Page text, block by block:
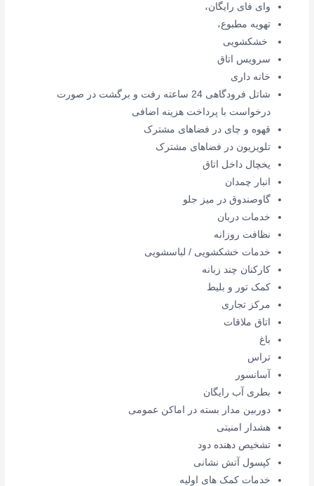
وای فای رایگان،
تهویه مطبوع،
خشکشویی
سرویس اتاق
خانه داری
شاتل فرودگاهی 24 ساعته رفت و برگشت در صورت
درخواست با پرداخت هزینه اضافی
قهوه و چای در فضاهای مشترک
تلویزیون در فضاهای مشترک
یخچال داخل اتاق
انبار چمدان
گاوصندوق در میز جلو
خدمات دربان
نظافت روزانه
خدمات خشکشویی / لباسشویی
کارکنان چند زبانه
کمک تور و بلیط
مرکز تجاری
اتاق ملاقات
باغ
تراس
آسانسور
بطری آب رایگان
دوربین مدار بسته در اماکن عمومی
هشدار امنیتی
تشخیص دهنده دود
کپسول آتش نشانی
خدمات کمک های اولیه